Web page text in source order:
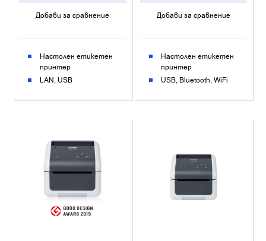
Добави за сравнение
Настолен етикетен
принтер
LAN USB
Добави за сравнение
Настолен етикетен
принтер
USB Bluetooth WiFi